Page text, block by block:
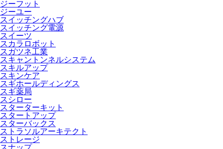
ジーフット
ジーユー
スイッチングハブ
スイッチング電源
スイーツ
スカラロボット
スガツネ工業
スキャントンネルシステム
スキルアップ
スキンケア
スギホールディングス
スギ薬局
スシロー
スターターキット
スタートアップ
スターバックス
ストラソルアーキテクト
ストレージ
スナップ